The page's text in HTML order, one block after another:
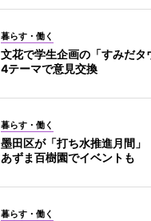
暮らす・働く
文花で学生企画の「すみだ
4テーマで意見交換
暮らす・働く
墨田区が「打ち水推進月間
あずま百樹園でイベントも
暮らす・働く